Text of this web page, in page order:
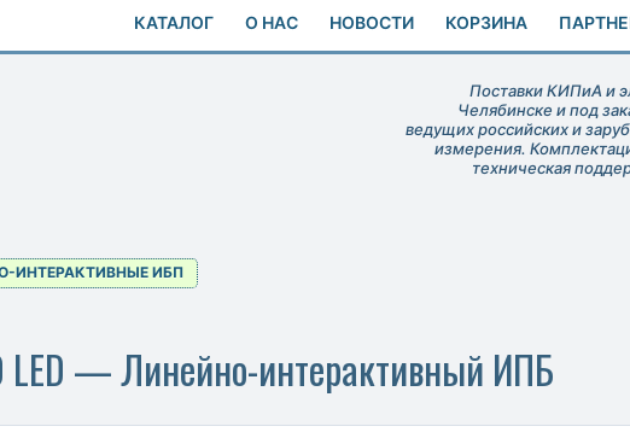
КАТАЛОГ О НАС НОВОСТИ КОРЗИНА
Поставки КИПиА и
Челябинске и под
ведущих российских и
измерения.
техническая
ИНТЕРАКТИВНЫЕ ИБП
LED — Линейно-интерактивный ИПБ